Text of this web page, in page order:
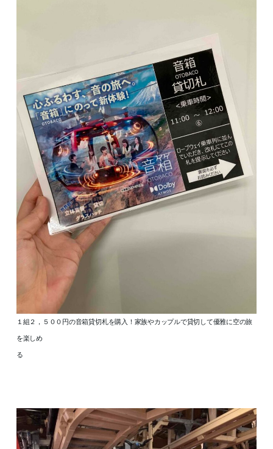
１組２，５００円の音箱貸切札を購入！家族やカップルで貸切して優雅に空の旅
を楽しめ
る